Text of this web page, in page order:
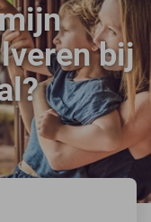
9,4
bij